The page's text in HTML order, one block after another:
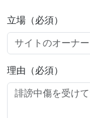
立場（必須）
理由（必須）